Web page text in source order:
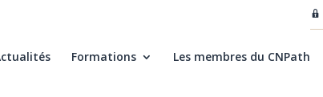
Formations Les membres du CNPath